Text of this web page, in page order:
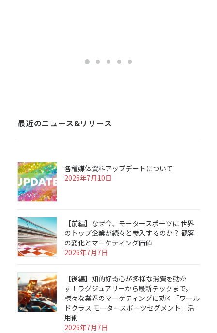
最近のニュース&リリース
各種媒体資料アップデートについて
2026年7月10日
【前編】なぜ今、モータースポーツに 世界
のトップ企業が続々と参入するのか？ 観客
の変化とマーケティング価値
2026年7月7日
【後編】知的好奇心が多様な消費を動か
す！ラグジュアリーから最新テックまで。
様々な業界のマーケティングに効く「ワール
ドクラス モータースポーツセグメント」活
用術
2026年7月7日